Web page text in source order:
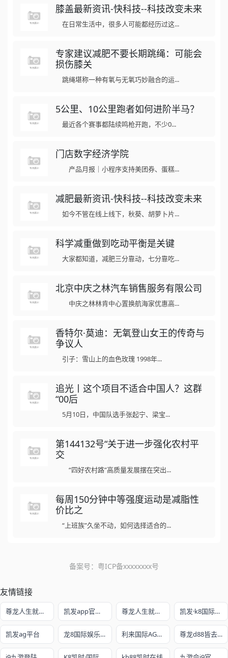
膝盖最新资讯-快科技--科技改变未来
在日常生活中，很多人可能都经历过这...
专家建议减肥不要长期跳绳：可能会
损伤膝关
跳绳堪称一种有氧与无氧巧妙融合的运...
5公里、10公里跑者如何进阶半马？
最近各个赛事都陆续鸣枪开跑，不少0...
门店数字经济学院
产品月报｜小程序支持美团券、蛋糕...
减肥最新资讯-快科技--科技改变未来
如今不管在线上线下，秋葵、胡萝卜片...
科学减重做到吃动平衡是关键
大家都知道，减肥三分靠动，七分靠吃...
北京中庆之林汽车销售服务有限公司
中庆之林林肯中心置换航海家优惠高...
香特尔·莫迪：无氧登山女王的传奇与
争议人
引子：雪山上的血色玫瑰 1998年...
追光丨这个项目不适合中国人？这群
“00后
5月10日，中国队选手张起宁、梁宝...
第144132号“关于进一步强化农村平
交
“四好农村路”高质量发展摆在突出...
每周150分钟中等强度运动是减脂性
价比之
“上班族”久坐不动，如何选择适合的...
备案号： 粤ICP备xxxxxxxx号
友情链接
尊龙人生就是博!开户 凯发app官方网站 尊龙人生就是赌 凯发·k8国际娱乐官网入口
凯发ag平台 龙8国际娱乐老虎机官网 利来国际AG真人旗舰厅 尊龙d88皆去AG发财网